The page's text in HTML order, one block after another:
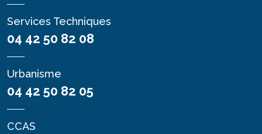
Services Techniques
04 42 50 82 08
Urbanisme
04 42 50 82 05
CCAS